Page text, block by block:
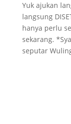
Yuk ajukan
langsung
hanya perlu
sekarang.
seputar